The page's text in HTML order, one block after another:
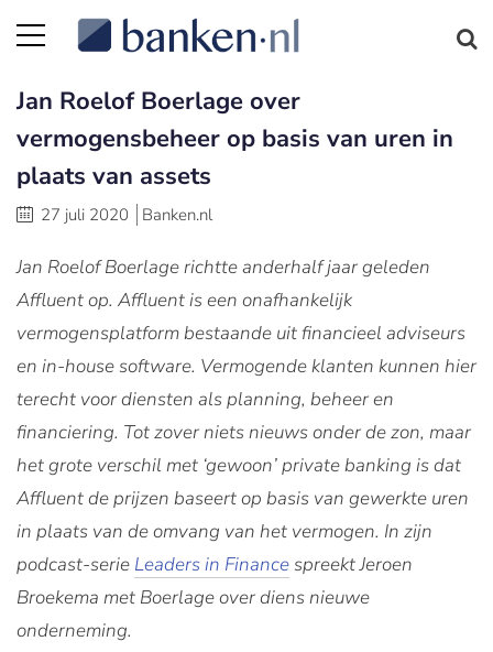
Jan Roelof Boerlage over
vermogensbeheer op basis van uren in
plaats van assets
27 juli 2020 Banken.nl
Jan Roelof Boerlage richtte anderhalf jaar geleden
Affluent op. Affluent is een onafhankelijk
vermogensplatform bestaande uit financieel adviseurs
en in-house software. Vermogende klanten kunnen hier
terecht voor diensten als planning, beheer en
financiering. Tot zover niets nieuws onder de zon, maar
het grote verschil met ‘gewoon’ private banking is dat
Affluent de prijzen baseert op basis van gewerkte uren
in plaats van de omvang van het vermogen. In zijn
podcast-serie Leaders in Finance spreekt Jeroen
Broekema met Boerlage over diens nieuwe
onderneming.